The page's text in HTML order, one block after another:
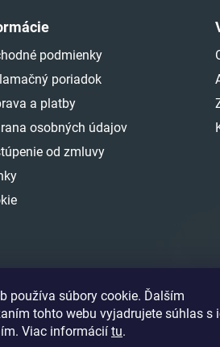
používa súbory cookie. Ďalším
tohto webu vyjadrujete súhlas s
Viac informácií tu.
podmienky
poriadok
a platby
osobných údajov
od zmluvy